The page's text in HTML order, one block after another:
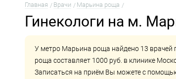
Главная Врачи Марьина роща
Гинекологи на м.
У метро Марьина роща найдено 13 врачей
роща составляет 1000 руб. в клинике
Записаться на приём Вы можете с